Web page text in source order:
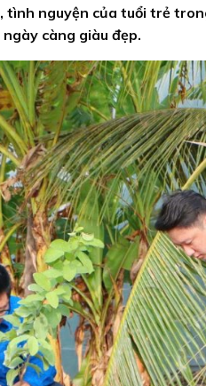
nguyện của tuổi trẻ
càng giàu đẹp.